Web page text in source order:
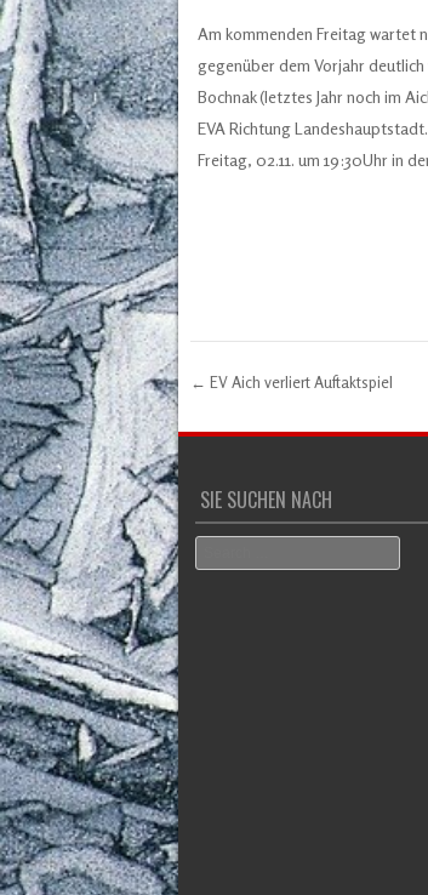
Am kommenden Freitag wartet
gegenüber dem Vorjahr
Bochnak (letztes Jahr noch im
EVA Richtung
Freitag, 02.11. um 19:30Uhr in
Post navigation
← EV Aich verliert Auftaktspiel
SIE SUCHEN NACH